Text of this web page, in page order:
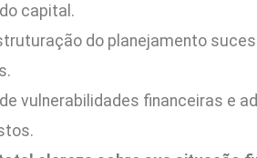
capital.
do planejamento
vulnerabilidades financeiras e